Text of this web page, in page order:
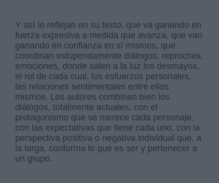
Y así lo reflejan en su texto, que va ganando en
fuerza expresiva a medida que avanza, que van
ganando en confianza en sí mismos, que
coordinan estupendamente diálogos, reproches,
emociones, donde salen a la luz los desmayos,
el rol de cada cual, los esfuerzos personales,
las relaciones sentimentales entre ellos
mismos. Los autores combinan bien los
diálogos, totalmente actuales, con el
protagonismo que se merece cada personaje,
con las expectativas que tiene cada uno, con la
perspectiva positiva o negativa individual que, a
la larga, conforma lo que es ser y pertenecer a
un grupo.